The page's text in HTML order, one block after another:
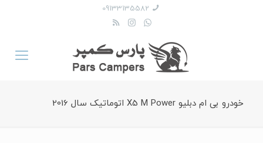
09133135582
خودرو بی ام دبلیو X5 M Power اتوماتیک سال 2016